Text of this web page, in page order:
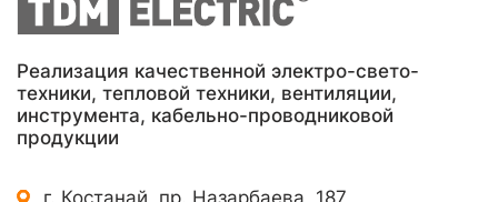
Реализация качественной электро-свето-
техники, тепловой техники, вентиляции,
инструмента, кабельно-проводниковой
продукции
г. Костанай, пр. Назарбаева, 187